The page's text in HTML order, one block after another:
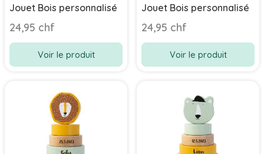
Jouet Bois personnalisé
24,95 chf
Voir le produit
Jouet Bois personnalisé
24,95 chf
Voir le produit